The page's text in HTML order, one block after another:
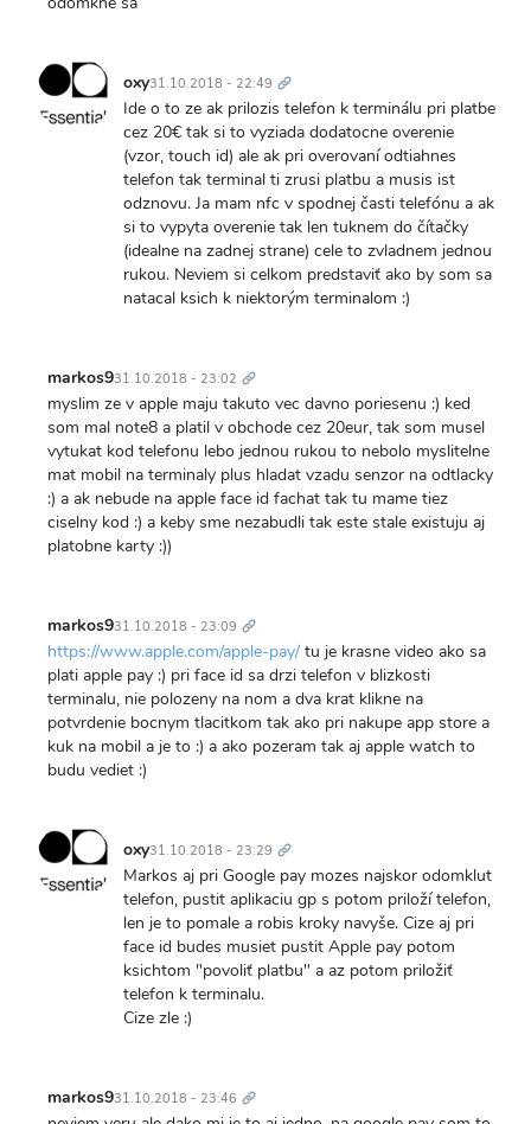
oxy31.10.2018 - 22:49 odkaz
Ide o to ze ak prilozis telefon k terminálu pri platbe
cez 20€ tak si to vyziada dodatocne overenie
(vzor, touch id) ale ak pri overovaní odtiahnes
telefon tak terminal ti zrusi platbu a musis ist
odznovu. Ja mam nfc v spodnej časti telefónu a ak
si to vypyta overenie tak len tuknem do čítačky
(idealne na zadnej strane) cele to zvladnem jednou
rukou. Neviem si celkom predstaviť ako by som sa
natacal ksich k niektorým terminalom :)
markos931.10.2018 - 23:02 odkaz
myslim ze v apple maju takuto vec davno poriesenu :) ked
som mal note8 a platil v obchode cez 20eur, tak som musel
vytukat kod telefonu lebo jednou rukou to nebolo myslitelne
mat mobil na terminaly plus hladat vzadu senzor na odtlacky
:) a ak nebude na apple face id fachat tak tu mame tiez
ciselny kod :) a keby sme nezabudli tak este stale existuju aj
platobne karty :))
markos931.10.2018 - 23:09 odkaz
https://www.apple.com/apple-pay/ tu je krasne video ako sa
plati apple pay :) pri face id sa drzi telefon v blizkosti
terminalu, nie polozeny na nom a dva krat klikne na
potvrdenie bocnym tlacitkom tak ako pri nakupe app store a
kuk na mobil a je to :) a ako pozeram tak aj apple watch to
budu vediet :)
oxy31.10.2018 - 23:29 odkaz
Markos aj pri Google pay mozes najskor odomklut
telefon, pustit aplikaciu gp s potom priloží telefon,
len je to pomale a robis kroky navyše. Cize aj pri
face id budes musiet pustit Apple pay potom
ksichtom "povoliť platbu" a az potom priložiť
telefon k terminalu.
Cize zle :)
markos931.10.2018 - 23:46 odkaz